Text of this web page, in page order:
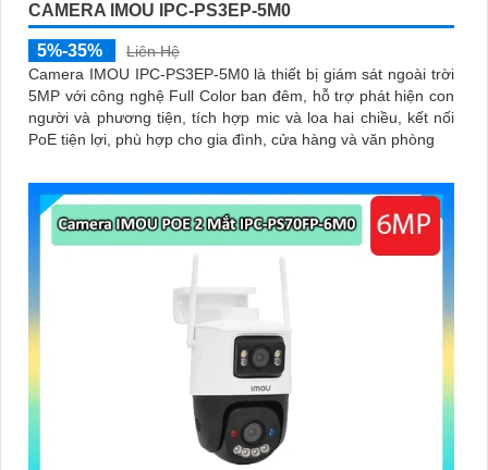
CAMERA IMOU IPC-PS3EP-5M0
5%-35%
Liên Hệ
Camera IMOU IPC-PS3EP-5M0 là thiết bị giám sát ngoài trời
5MP với công nghệ Full Color ban đêm, hỗ trợ phát hiện con
người và phương tiện, tích hợp mic và loa hai chiều, kết nối
PoE tiện lợi, phù hợp cho gia đình, cửa hàng và văn phòng